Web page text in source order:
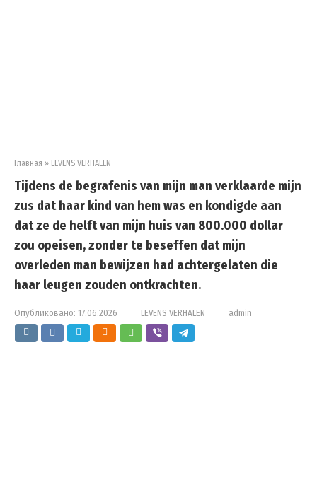
Главная » LEVENS VERHALEN
Tijdens de begrafenis van mijn man verklaarde mijn
zus dat haar kind van hem was en kondigde aan
dat ze de helft van mijn huis van 800.000 dollar
zou opeisen, zonder te beseffen dat mijn
overleden man bewijzen had achtergelaten die
haar leugen zouden ontkrachten.
Опубликовано: 17.06.2026 LEVENS VERHALEN admin